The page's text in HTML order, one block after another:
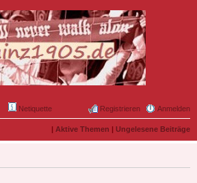
Netiquette Anmelden
Registrieren
| Aktive Themen | Ungelesene Beiträge